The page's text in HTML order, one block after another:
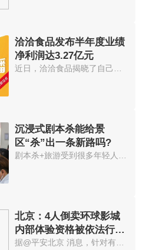
洽洽食品发布半年度业绩
净利润达3.27亿元
沉浸式剧本杀能给景
区“杀”出一条新路吗?
北京：4人倒卖环球影城
内部体验资格被依法行政
拘留
据@平安北京 消息，针对有人举...